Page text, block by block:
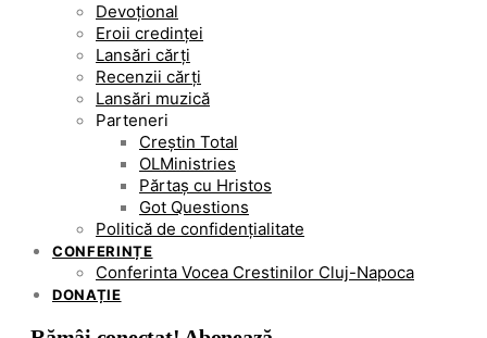
Devoțional
Eroii credinței
Lansări cărți
Recenzii cărți
Lansări muzică
Parteneri
Creștin Total
OLMinistries
Părtaș cu Hristos
Got Questions
Politică de confidențialitate
CONFERINȚE
Conferinta Vocea Crestinilor Cluj-Napoca
DONAȚIE